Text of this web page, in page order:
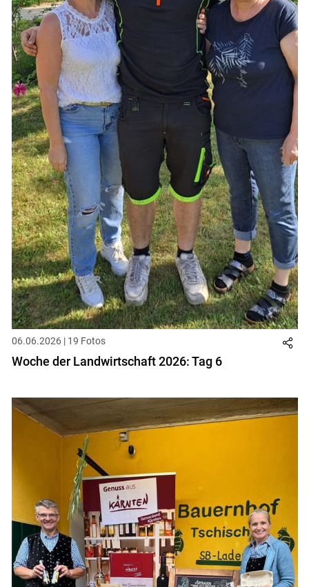
06.06.2026 | 19 Fotos
Woche der Landwirtschaft 2026: Tag 6